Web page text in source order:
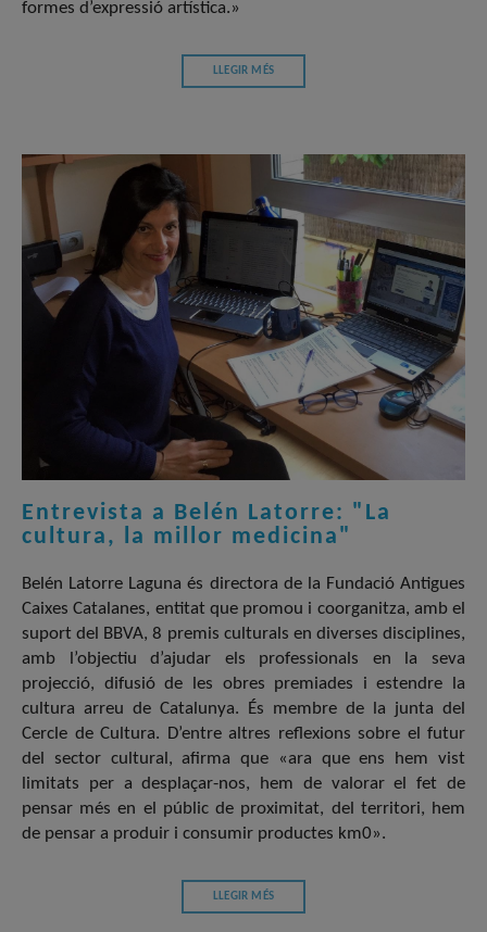
formes d’expressió artística.»
LLEGIR MÉS
Entrevista a Belén Latorre: "La
cultura, la millor medicina"
Belén Latorre Laguna és directora de la Fundació Antigues
Caixes Catalanes, entitat que promou i coorganitza, amb el
suport del BBVA, 8 premis culturals en diverses disciplines,
amb l’objectiu d’ajudar els professionals en la seva
projecció, difusió de les obres premiades i estendre la
cultura arreu de Catalunya. És membre de la junta del
Cercle de Cultura. D’entre altres reflexions sobre el futur
del sector cultural, afirma que «ara que ens hem vist
limitats per a desplaçar-nos, hem de valorar el fet de
pensar més en el públic de proximitat, del territori, hem
de pensar a produir i consumir productes km0».
LLEGIR MÉS